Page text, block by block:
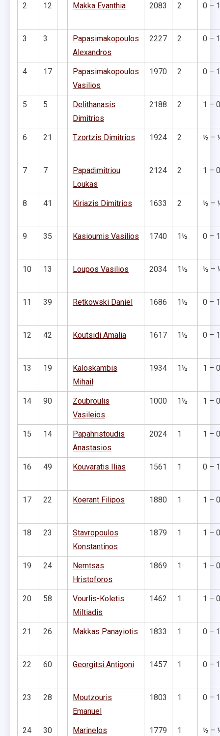
2 12 Makka Evanthia 2083 2 0 – 1
3 3
Papasimakopoulos
Alexandros
2227 2 0 – 1
4 17
Papasimakopoulos
Vasilios
1970 2 0 – 1
5 5
Delithanasis
Dimitrios
2188 2 1 – 0
6 21 Tzortzis Dimitrios 1924 2 ½ –
7 7
Papadimitriou
Loukas
2124 2 1 – 0
8 41 Kiriazis Dimitrios 1633 2 ½ –
9 35 Kasioumis Vasilios 1740 1½ 0 – 1
10 13 Loupos Vasilios 2034 1½ ½ –
11 39 Retkowski Daniel 1686 1½ 0 – 1
12 42 Koutsidi Amalia 1617 1½ 0 – 1
13 19
Kaloskambis
Mihail
1934 1½ 1 – 0
14 90
Zoubroulis
Vasileios
1000 1½ 1 – 0
15 14
Papahristoudis
Anastasios
2024 1 1 – 0
16 49 Kouvaratis Ilias 1561 1 0 – 1
17 22 Koerant Filipos 1880 1 1 – 0
18 23
Stavropoulos
Konstantinos
1879 1 1 – 0
19 24
Nemtsas
Hristoforos
1869 1 1 – 0
20 58
Vourlis-Koletis
Miltiadis
1462 1 1 – 0
21 26 Makkas Panayiotis 1833 1 0 – 1
22 60 Georgitsi Antigoni 1457 1 0 – 1
23 28
Moutzouris
Emanuel
1803 1 0 – 1
24 30 Marinelos 1779 1 ½ –